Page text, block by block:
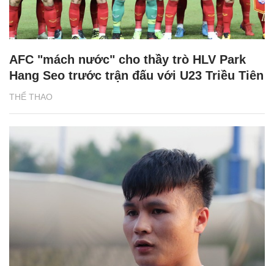
THỂ THAO
AFC "mách nước" cho thầy trò HLV Park
Hang Seo trước trận đấu với U23 Triều Tiên